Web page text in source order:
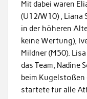
Mit dabei waren
(U12/W10) ,
in der höheren
keine Wertung),
Mildner (M50).
das Team, Nadine
beim
startete für alle